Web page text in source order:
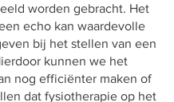
worden gebracht. Het
echo kan waardevolle
bij het stellen van een
kunnen we het
nog efficiënter maken of
dat fysiotherapie op het